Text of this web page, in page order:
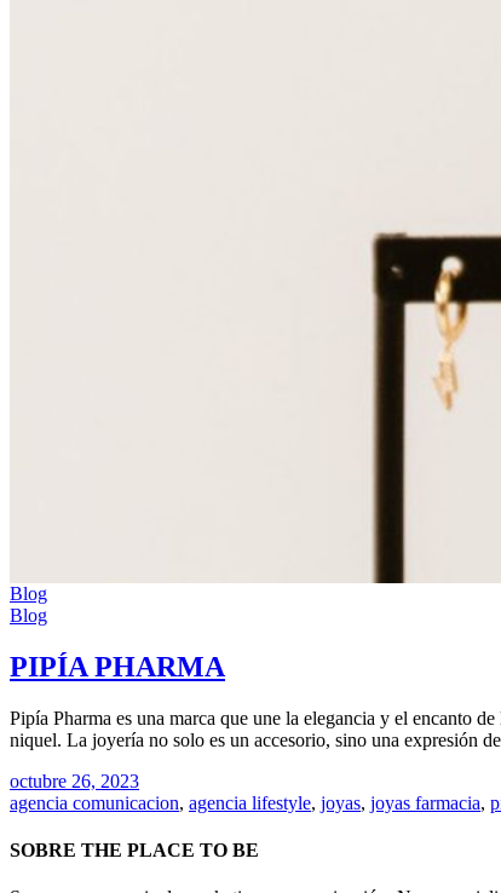
Blog
Blog
PIPÍA PHARMA
Pipía Pharma es una marca que une la elegancia y el encanto
niquel. La joyería no solo es un accesorio, sino una expresión
octubre 26, 2023
agencia comunicacion, agencia lifestyle, joyas, joyas farmacia,
SOBRE THE PLACE TO BE